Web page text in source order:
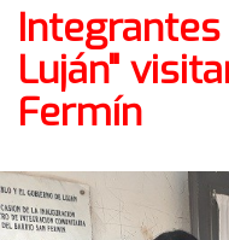
Luján"
Fermín